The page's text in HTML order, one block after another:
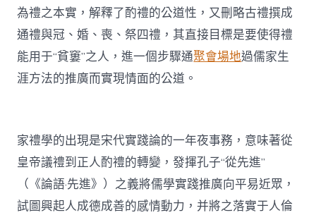
為禮之本實，解釋了酌禮的公道性，又刪略古禮撰成
通禮與冠、婚、喪、祭四禮，其直接目標是要使得禮
能用于“貧窶”之人，進一個步驟通聚會場地過儒家生
涯方法的推廣而實現情面的公道。
家禮學的出現是宋代實踐論的一年夜事務，意味著從
皇帝議禮到正人酌禮的轉變，發揮孔子“從先進”
（《論語·先進》）之義將儒學實踐推廣向平易近眾，
試圖興起人成德成善的感情動力，并將之落實于人倫